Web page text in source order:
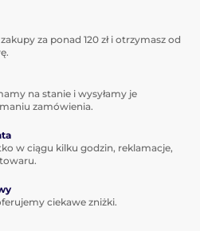
za ponad 120 zł i otrzymasz od
na stanie i wysyłamy je
zamówienia.
w ciągu kilku godzin, reklamacje,
ciekawe zniżki.